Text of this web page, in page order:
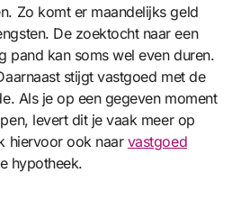
Zo komt er maandelijks geld
De zoektocht naar een
pand kan soms wel even duren.
stijgt vastgoed met de
Als je op een gegeven moment
levert dit je vaak meer op
hiervoor ook naarvastgoed
hypotheek.